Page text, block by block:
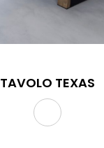
TAVOLO TEXAS